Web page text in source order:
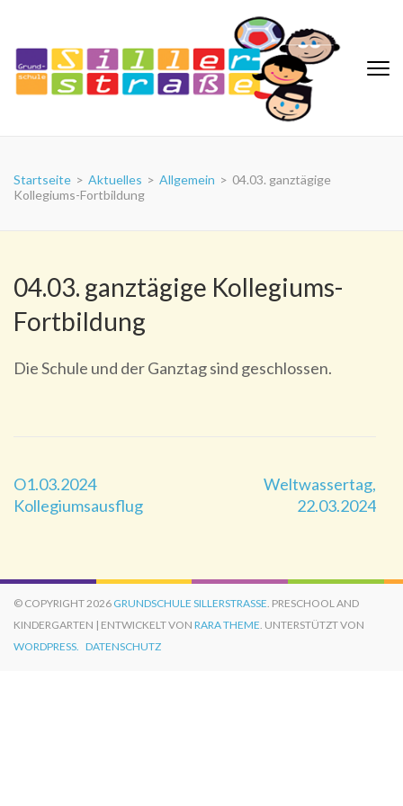
springen
(Eingabetaste
drücken)
Startseite > Aktuelles > Allgemein > 04.03. ganztägige
Kollegiums-Fortbildung
04.03. ganztägige Kollegiums-
Fortbildung
Die Schule und der Ganztag sind geschlossen.
Beitragsnavigation
O1.03.2024
Kollegiumsausflug
Weltwassertag,
22.03.2024
© COPYRIGHT 2026 GRUNDSCHULE SILLERSTRASSE . PRESCHOOL AND
KINDERGARTEN | ENTWICKELT VON RARA THEME. UNTERSTÜTZT VON
WORDPRESS. DATENSCHUTZ